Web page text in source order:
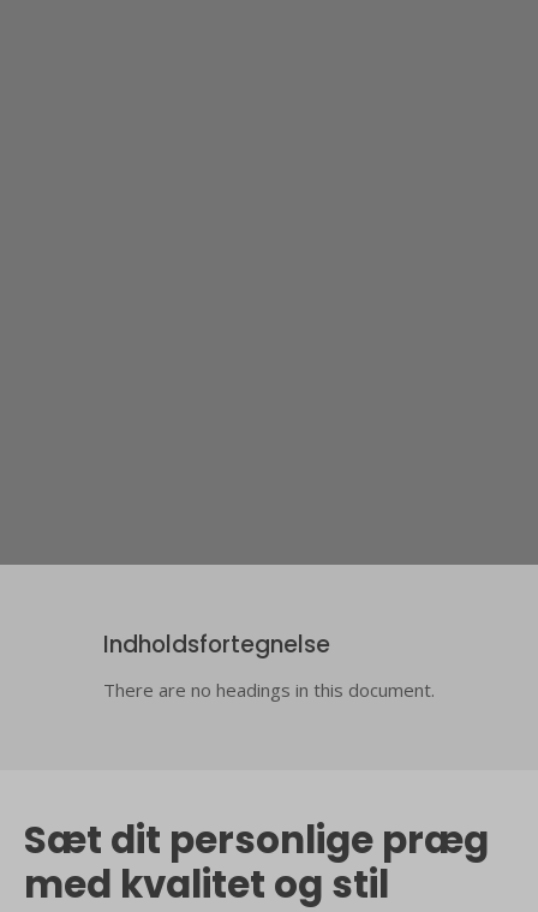
Indholdsfortegnelse
There are no headings in this document.
Sæt dit personlige præg
med kvalitet og stil